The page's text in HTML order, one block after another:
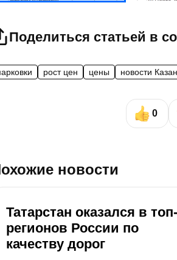
Поделиться статьей в
рост цен цены новости
0
новости
Татарстан оказался в
регионов России по
качеству дорог